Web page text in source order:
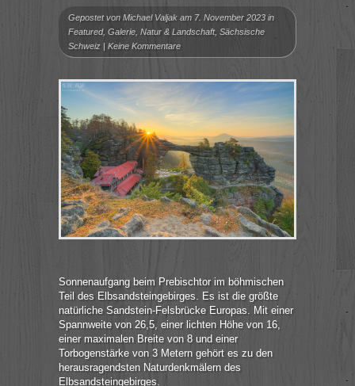
Gepostet von Michael Valjak am 7. November 2023 in
Featured, Galerie Natur & Landschaft, Sächsische
Schweiz | Keine Kommentare
Sonnenaufgang beim Prebischtor im böhmischen
Teil des Elbsandsteingebirges. Es ist die größte
natürliche Sandstein-Felsbrücke Europas. Mit einer
Spannweite von 26,5, einer lichten Höhe von 16,
einer maximalen Breite von 8 und einer
Torbogenstärke von 3 Metern gehört es zu den
herausragendsten Naturdenkmälern des
Elbsandsteingebirges.